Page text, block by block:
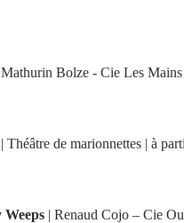
Mathurin Bolze - Cie Les
| Théâtre de marionnettes | à
| Renaud Cojo – Cie